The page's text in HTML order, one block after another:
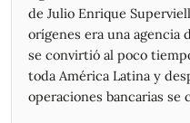
02/07/2026
2.930,00
01/07/2026
3.092,50
3.020,00
2.975,00
26/06/2026
de Julio Enrique
orígenes era una
se convirtió al poco
toda América Latina y
operaciones bancarias se